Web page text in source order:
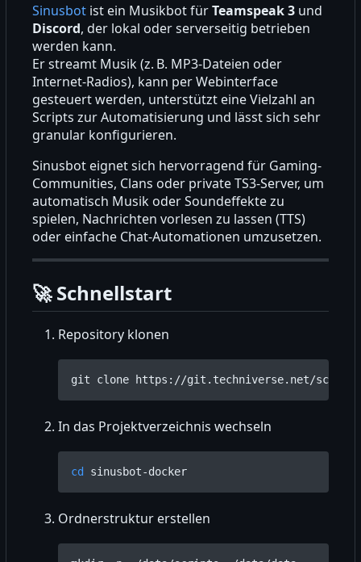
Sinusbot ist ein Musikbot fürTeamspeak 3 und
Discord, der lokal oder serverseitig betrieben
werden kann.
Er streamt Musik (z. B. MP3-Dateien oder
Internet-Radios), kann per Webinterface
gesteuert werden, unterstützt eine Vielzahl an
Scripts zur Automatisierung und lässt sich sehr
granular konfigurieren.
Sinusbot eignet sich hervorragend für Gaming-
Communities, Clans oder private TS3-Server, um
automatisch Musik oder Soundeffekte zu
spielen, Nachrichten vorlesen zu lassen (TTS)
oder einfache Chat-Automationen umzusetzen.
🚀Schnellstart
Repository klonen
In das Projektverzeichnis wechseln
cd
Ordnerstruktur erstellen